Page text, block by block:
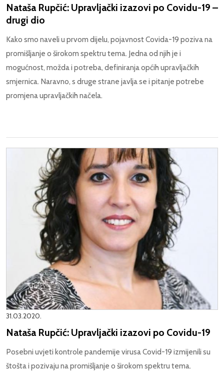
Nataša Rupčić: Upravljački izazovi po Covidu-19 –
drugi dio
Kako smo naveli u prvom dijelu, pojavnost Covida-19 poziva na
promišljanje o širokom spektru tema. Jedna od njih je i
mogućnost, možda i potreba, definiranja općih upravljačkih
smjernica. Naravno, s druge strane javlja se i pitanje potrebe
promjena upravljačkih načela.
31.03.2020.
Nataša Rupčić: Upravljački izazovi po Covidu-19
Posebni uvjeti kontrole pandemije virusa Covid-19 izmijenili su
štošta i pozivaju na promišljanje o širokom spektru tema.